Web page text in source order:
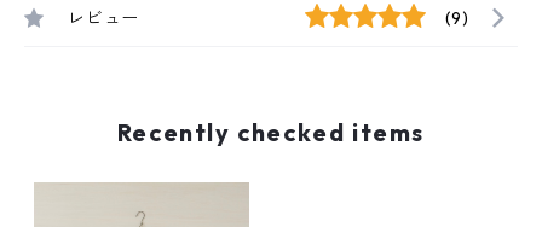
レビュー (9)
Recently checked items